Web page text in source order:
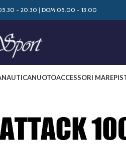
- 20.30 | DOM 05.00 - 13.00
NAUTICANUOTOACCESSORI MARE